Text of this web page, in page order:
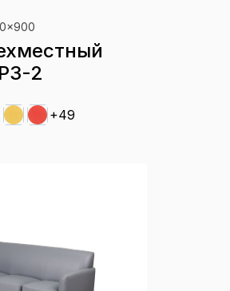
2
+49